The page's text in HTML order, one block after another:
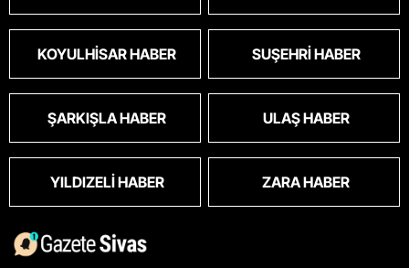
KOYULHISAR HABER SUŞEHRI HABER
ŞARKIŞLA HABER ULAŞ HABER
YILDIZELI HABER ZARA HABER